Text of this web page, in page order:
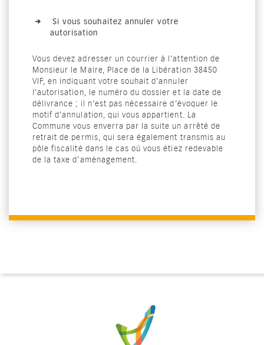
Si vous souhaitez annuler votre
autorisation
Vous devez adresser un courrier à l’attention de
Monsieur le Maire, Place de la Libération 38450
VIF, en indiquant votre souhait d’annuler
l’autorisation, le numéro du dossier et la date de
délivrance ; il n’est pas nécessaire d’évoquer le
motif d’annulation, qui vous appartient. La
Commune vous enverra par la suite un arrêté de
retrait de permis, qui sera également transmis au
pôle fiscalité dans le cas où vous étiez redevable
de la taxe d’aménagement.